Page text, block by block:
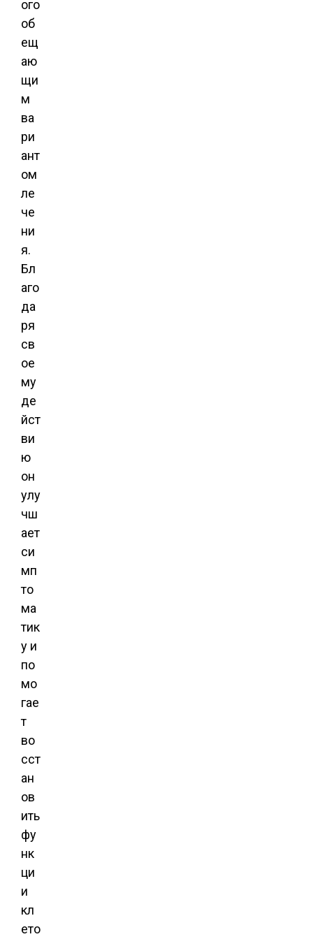
ого
об
ещ
аю
щи
м
ва
ри
ант
ом
ле
че
ни
я.
Бл
аго
да
ря
св
ое
му
де
йст
ви
ю
он
улу
чш
ает
си
мп
то
ма
тик
у и
по
мо
гае
т
во
сст
ан
ов
ить
фу
нк
ци
и
кл
ето